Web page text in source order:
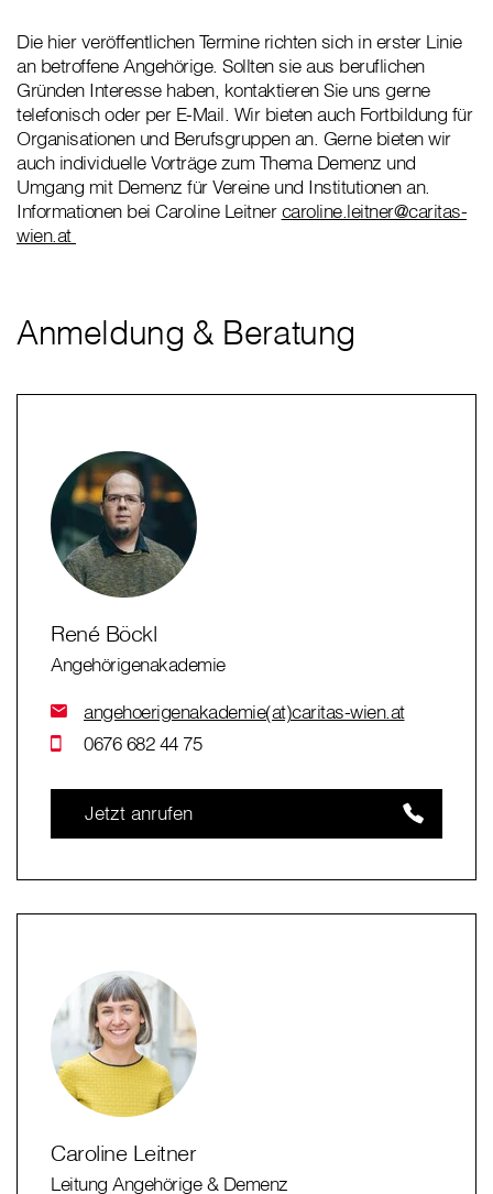
Die hier veröffentlichen Termine richten sich in erster Linie
an betroffene Angehörige. Sollten sie aus beruflichen
Gründen Interesse haben, kontaktieren Sie uns gerne
telefonisch oder per E-Mail. Wir bieten auch Fortbildung für
Organisationen und Berufsgruppen an. Gerne bieten wir
auch individuelle Vorträge zum Thema Demenz und
Umgang mit Demenz für Vereine und Institutionen an.
Informationen bei Caroline Leitnercaroline.leitner@caritas-
wien.at
Anmeldung & Beratung
René Böckl
Angehörigenakademie
angehoerigenakademie(at)caritas-wien.at
0676 682 44 75
Jetzt anrufen
Caroline Leitner
Leitung Angehörige & Demenz